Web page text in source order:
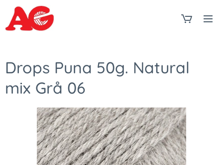
Drops Puna 50g. Natural
mix Grå 06